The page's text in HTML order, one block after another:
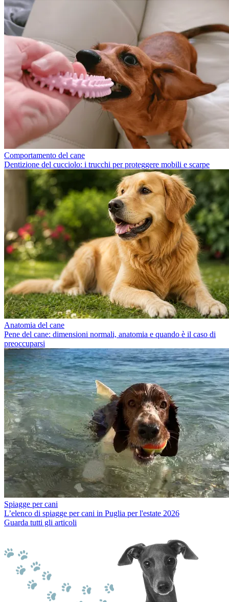
Comportamento del cane
Dentizione del cucciolo: i trucchi per proteggere mobili e scarpe
Anatomia del cane
Pene del cane: dimensioni normali, anatomia e quando è il caso di
preoccuparsi
Spiagge per cani
L’elenco di spiagge per cani in Puglia per l'estate 2026
Guarda tutti gli articoli